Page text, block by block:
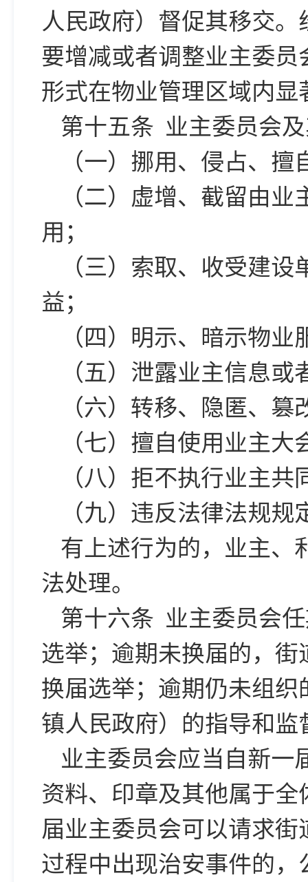
人民政府）督促其移交
要增减或者调整业主委
形式在物业管理区域内
第十五条 业主委员会
（一）挪用、侵占、
（二）虚增、截留由
用；
（三）索取、收受建
益；
（四）明示、暗示物
（五）泄露业主信息
（六）转移、隐匿、
（七）擅自使用业主
（八）拒不执行业主
（九）违反法律法规
有上述行为的，业主、
法处理。
第十六条 业主委员会
选举；逾期未换届的，
换届选举；逾期仍未组
镇人民政府）的指导和
业主委员会应当自新一
资料、印章及其他属于
届业主委员会可以请求
过程中出现治安事件的